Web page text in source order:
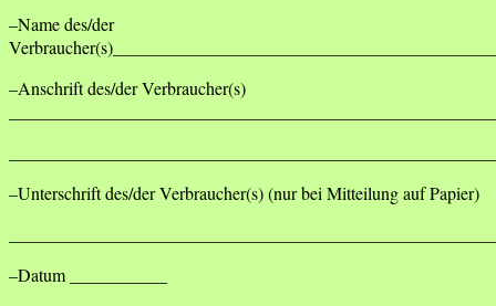
–Name des/der
–Anschrift des/der Verbraucher(s)
–Unterschrift des/der Verbraucher(s) (nur bei Mitteilung auf Papier)
–Datum ___________